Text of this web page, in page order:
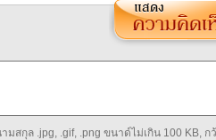
มสกุล .jpg, .gif, .png ขนาด์ไม่เกิน 100 KB, ก